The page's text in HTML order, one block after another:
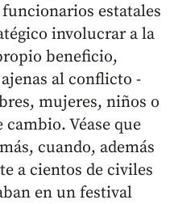
estatales
involucrar a la
beneficio,
al conflicto -
mujeres, niños o
cambio. Véase que
cuando, además
a cientos de civiles
en un festival